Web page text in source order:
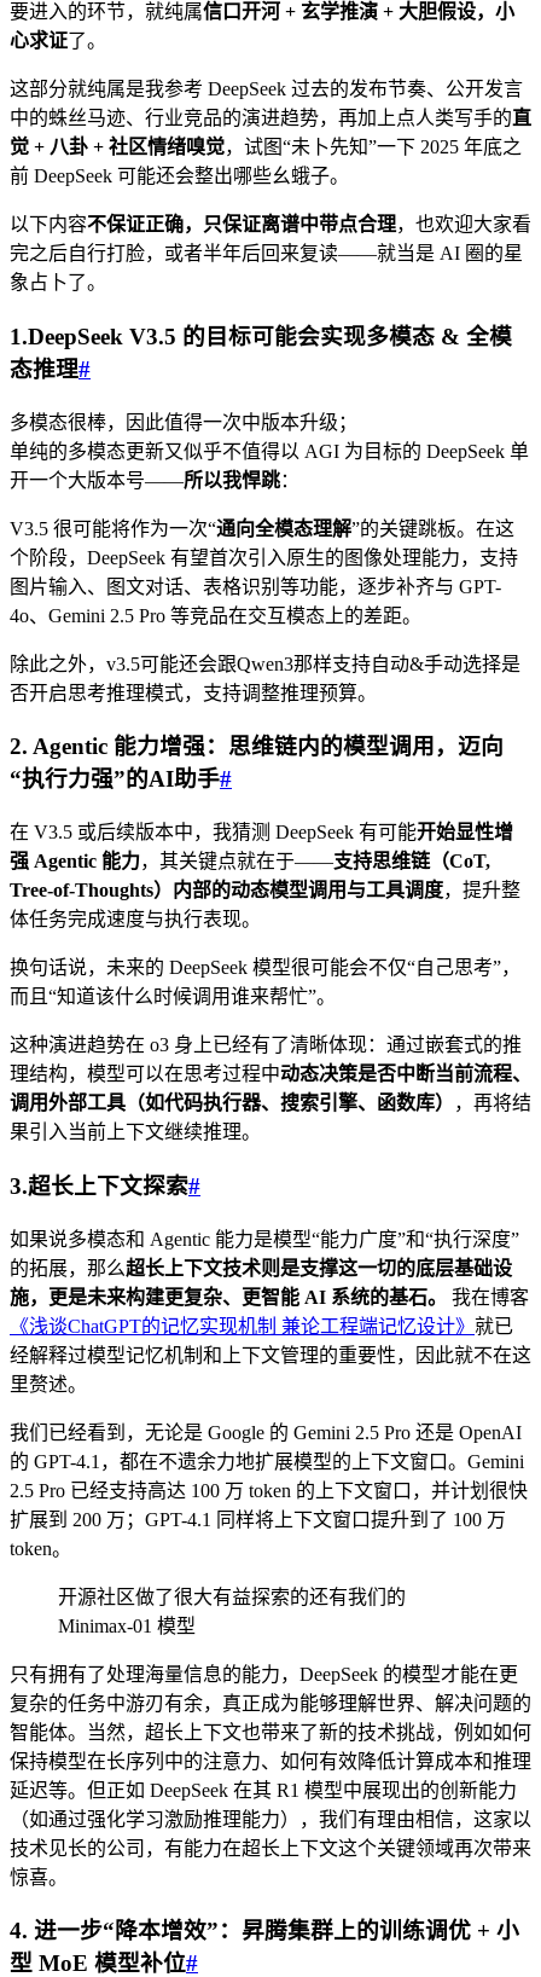
要进入的环节，就纯属信口开河 + 玄学推演 + 大胆假设，小
心求证了。
这部分就纯属是我参考 DeepSeek 过去的发布节奏、公开发言
中的蛛丝马迹、行业竞品的演进趋势，再加上点人类写手的直
觉 + 八卦 + 社区情绪嗅觉，试图“未卜先知”一下 2025 年底之
前 DeepSeek 可能还会整出哪些幺蛾子。
以下内容不保证正确，只保证离谱中带点合理，也欢迎大家看
完之后自行打脸，或者半年后回来复读——就当是 AI 圈的星
象占卜了。
1.DeepSeek V3.5 的目标可能会实现多模态 & 全模
态推理#
多模态很棒，因此值得一次中版本升级；
单纯的多模态更新又似乎不值得以 AGI 为目标的 DeepSeek 单
开一个大版本号——所以我悍跳：
V3.5 很可能将作为一次“通向全模态理解”的关键跳板。在这
个阶段，DeepSeek 有望首次引入原生的图像处理能力，支持
图片输入、图文对话、表格识别等功能，逐步补齐与 GPT-
4o、Gemini 2.5 Pro 等竞品在交互模态上的差距。
除此之外，v3.5可能还会跟Qwen3那样支持自动&手动选择是
否开启思考推理模式，支持调整推理预算。
2. Agentic 能力增强：思维链内的模型调用，迈向
“执行力强”的AI助手#
在 V3.5 或后续版本中，我猜测 DeepSeek 有可能开始显性增
强 Agentic 能力，其关键点就在于——支持思维链（CoT,
Tree-of-Thoughts）内部的动态模型调用与工具调度，提升整
体任务完成速度与执行表现。
换句话说，未来的 DeepSeek 模型很可能会不仅“自己思考”，
而且“知道该什么时候调用谁来帮忙”。
这种演进趋势在 o3 身上已经有了清晰体现：通过嵌套式的推
理结构，模型可以在思考过程中动态决策是否中断当前流程、
调用外部工具（如代码执行器、搜索引擎、函数库）
，再将结
果引入当前上下文继续推理。
3.超长上下文探索#
如果说多模态和 Agentic 能力是模型“能力广度”和“执行深度”
的拓展，那么超长上下文技术则是支撑这一切的底层基础设
施，更是未来构建更复杂、更智能 AI 系统的基石。
我在博客
《浅谈ChatGPT的记忆实现机制 兼论工程端记忆设计》 就已
经解释过模型记忆机制和上下文管理的重要性，因此就不在这
里赘述。
我们已经看到，无论是 Google 的 Gemini 2.5 Pro 还是 OpenAI
的 GPT-4.1，都在不遗余力地扩展模型的上下文窗口。Gemini
2.5 Pro 已经支持高达 100 万 token 的上下文窗口，并计划很快
扩展到 200 万；GPT-4.1 同样将上下文窗口提升到了 100 万
token。
开源社区做了很大有益探索的还有我们的
Minimax-01 模型
只有拥有了处理海量信息的能力，DeepSeek 的模型才能在更
复杂的任务中游刃有余，真正成为能够理解世界、解决问题的
智能体。当然，超长上下文也带来了新的技术挑战，例如如何
保持模型在长序列中的注意力、如何有效降低计算成本和推理
延迟等。但正如 DeepSeek 在其 R1 模型中展现出的创新能力
（如通过强化学习激励推理能力），我们有理由相信，这家以
技术见长的公司，有能力在超长上下文这个关键领域再次带来
惊喜。
4. 进一步“降本增效”：昇腾集群上的训练调优 + 小
型 MoE 模型补位#